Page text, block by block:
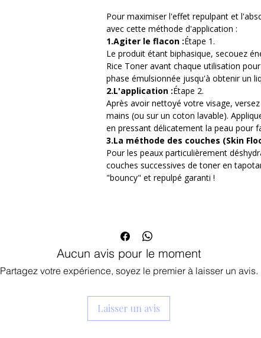
Sa formule unique se distingue par sa
couche aqueuse hydratante et une
secouant le flacon, ces deux phases
de douceur lacté. Il agit sur deux fronts
cellules mortes en surface pour révéler
pénétrant profondément dans les
l'hydratation et réparer la barrière
Enrichi en niacinamide (vitamine B3), il
rougeurs et flouter l'apparence des
une concentration élevée en gamma-
protège la peau du vieillissement
peau est repulpée, incroyablement
Pour maximiser l'effet repulpant et
avec cette méthode d'application :
1.Agiter le flacon :Étape 1.
Le produit étant biphasique, secouez
Rice Toner avant chaque utilisation
phase émulsionnée jusqu'à obtenir un
2.L'application :Étape 2.
Après avoir nettoyé votre visage,
mains (ou sur un coton lavable).
en pressant délicatement la peau pour
3.La méthode des couches (Skin
Pour les peaux particulièrement
couches successives de toner en
"bouncy" et repulpé garanti !
Aucun avis pour le moment
Partagez votre expérience, soyez le premier à laisser un avis.
Laisser un avis